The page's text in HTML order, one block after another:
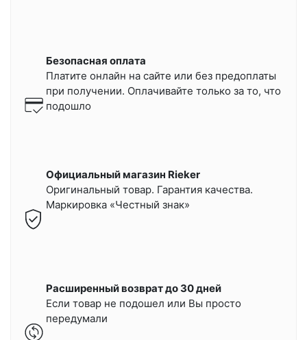
Безопасная оплата
Платите онлайн на сайте или без предоплаты
при получении. Оплачивайте только за то, что
подошло
Официальный магазин Rieker
Оригинальный товар. Гарантия качества.
Маркировка «Честный знак»
Расширенный возврат до 30 дней
Если товар не подошел или Вы просто
передумали